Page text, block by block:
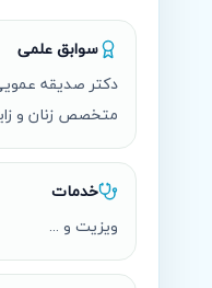
سوابق علمی
متخصص زنان و
خدمات
ویزیت و ...